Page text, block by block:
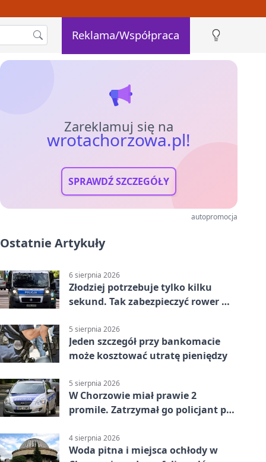
Reklama/Współpraca
Zareklamuj się na
wrotachorzowa.pl!
SPRAWDŹ SZCZEGÓŁY
autopromocja
Ostatnie Artykuły
6 sierpnia 2026
Złodziej potrzebuje tylko kilku
sekund. Tak zabezpieczyć rower w
5 sierpnia 2026
Jeden szczegół przy bankomacie
może kosztować utratę pieniędzy
5 sierpnia 2026
W Chorzowie miał prawie 2
promile. Zatrzymał go policjant po
4 sierpnia 2026
Woda pitna i miejsca ochłody w